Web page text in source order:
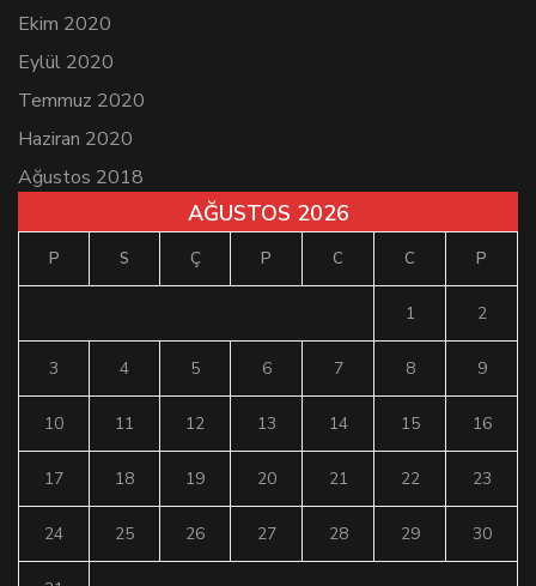
Ekim 2020
Eylül 2020
Temmuz 2020
Haziran 2020
Ağustos 2018
AĞUSTOS 2026
P S Ç P C C P
1 2
3 4 5 6 7 8 9
10 11 12 13 14 15 16
17 18 19 20 21 22 23
24 25 26 27 28 29 30